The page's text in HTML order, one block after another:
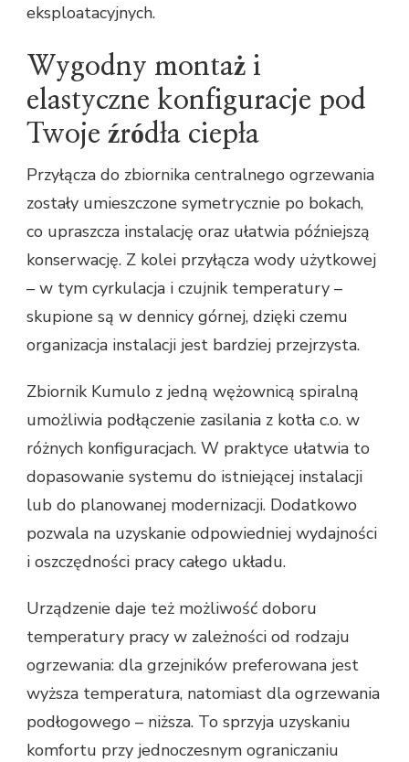
eksploatacyjnych.
Wygodny montaż i
elastyczne konfiguracje pod
Twoje źródła ciepła
Przyłącza do zbiornika centralnego ogrzewania
zostały umieszczone symetrycznie po bokach,
co upraszcza instalację oraz ułatwia późniejszą
konserwację. Z kolei przyłącza wody użytkowej
– w tym cyrkulacja i czujnik temperatury –
skupione są w dennicy górnej, dzięki czemu
organizacja instalacji jest bardziej przejrzysta.
Zbiornik Kumulo z jedną wężownicą spiralną
umożliwia podłączenie zasilania z kotła c.o. w
różnych konfiguracjach. W praktyce ułatwia to
dopasowanie systemu do istniejącej instalacji
lub do planowanej modernizacji. Dodatkowo
pozwala na uzyskanie odpowiedniej wydajności
i oszczędności pracy całego układu.
Urządzenie daje też możliwość doboru
temperatury pracy w zależności od rodzaju
ogrzewania: dla grzejników preferowana jest
wyższa temperatura, natomiast dla ogrzewania
podłogowego – niższa. To sprzyja uzyskaniu
komfortu przy jednoczesnym ograniczaniu